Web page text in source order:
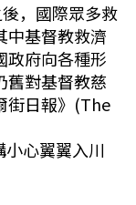
，國際眾多救
中基督教救濟
政府向各種形
舊對基督教慈
街日報》(The
心翼翼入川